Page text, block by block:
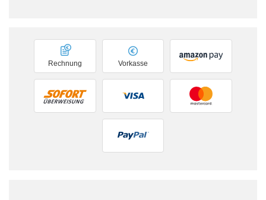
Vorkasse
Rechnung